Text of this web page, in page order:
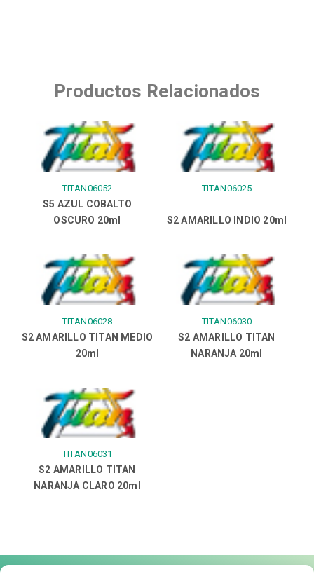
Productos Relacionados
TITAN06052
S5 AZUL COBALTO
OSCURO 20ml
TITAN06025
S2 AMARILLO INDIO 20ml
TITAN06028
S2 AMARILLO TITAN MEDIO
20ml
TITAN06030
S2 AMARILLO TITAN
NARANJA 20ml
TITAN06031
S2 AMARILLO TITAN
NARANJA CLARO 20ml